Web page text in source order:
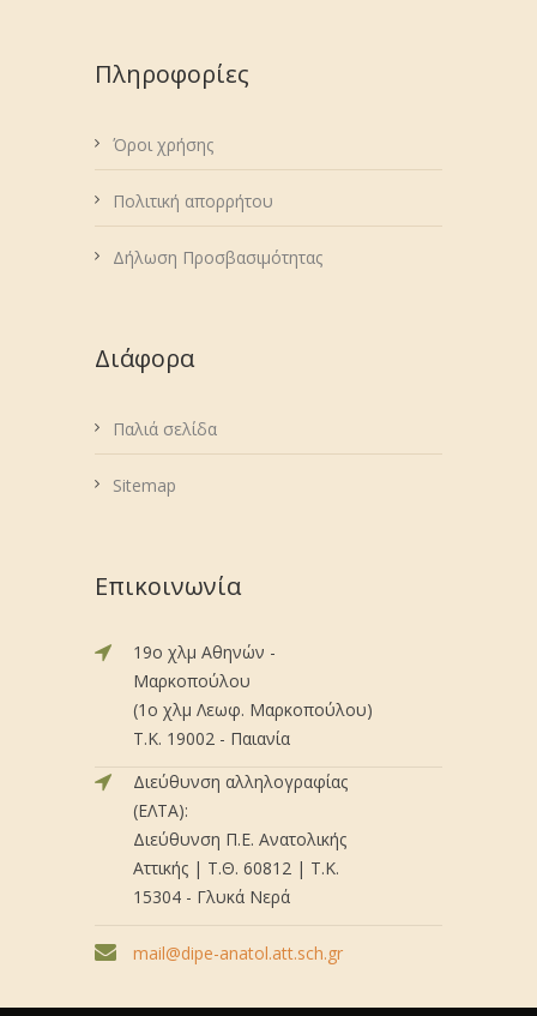
Πληροφορίες
Όροι χρήσης
Πολιτική απορρήτου
Δήλωση Προσβασιμότητας
Διάφορα
Παλιά σελίδα
Sitemap
Επικοινωνία
19ο χλμ Αθηνών -
Μαρκοπούλου
(1ο χλμ Λεωφ. Μαρκοπούλου)
Τ.Κ. 19002 - Παιανία
Διεύθυνση αλληλογραφίας
(ΕΛΤΑ):
Διεύθυνση Π.Ε. Ανατολικής
Αττικής | Τ.Θ. 60812 | Τ.Κ.
15304 - Γλυκά Νερά
mail@dipe-anatol.att.sch.gr